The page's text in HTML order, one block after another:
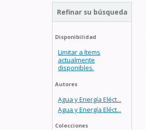
Refinar su búsqueda
Disponibilidad
Limitar a ítems
actualmente
disponibles.
Autores
Agua y Energía Eléct...
Agua y Energía Eléct...
Colecciones